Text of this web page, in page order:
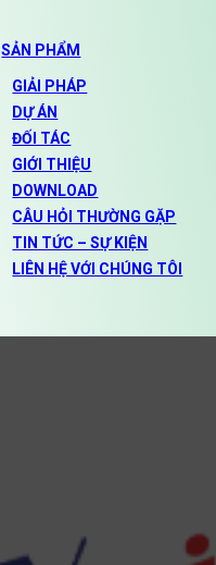
SẢN PHẨM
GIẢI PHÁP
DỰ ÁN
ĐỐI TÁC
GIỚI THIỆU
DOWNLOAD
CÂU HỎI THƯỜNG GẶP
TIN TỨC – SỰ KIỆN
LIÊN HỆ VỚI CHÚNG TÔI